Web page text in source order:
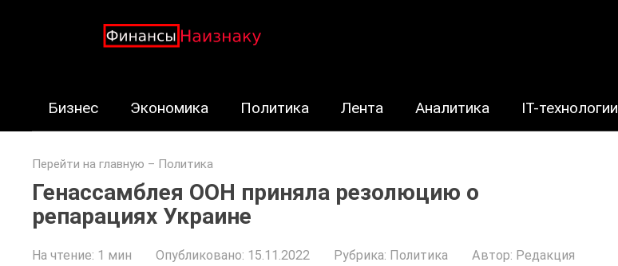
Бизнес Экономика Политика Лента Аналитика IT-технологии
Перейти на главную – Политика
Генассамблея ООН приняла резолюцию о
репарациях Украине
На чтение: 1 мин Опубликовано: 15.11.2022 Рубрика: Политика Автор: Редакция